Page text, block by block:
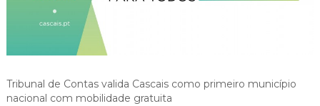
Planeamento Estratégico
Reabilitação urbana
Cascais Próxima
Economia & Inovação
Mobilidade
Qualidade de vida
Jornal C
Agenda do executivo
ESTUDAR
Tribunal de Contas valida Cascais como primeiro município
nacional com mobilidade gratuita